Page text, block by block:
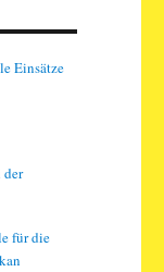
Einsätze
der
für die